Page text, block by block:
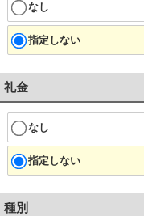
なし
指定しない
礼金
なし
指定しない
種別